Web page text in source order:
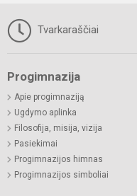
Tvarkaraščiai
Progimnazija
Apie progimnaziją
Ugdymo aplinka
Filosofija, misija, vizija
Pasiekimai
Progimnazijos himnas
Progimnazijos simboliai